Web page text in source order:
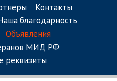
Контакты
благодарность
Объявления
МИД РФ
реквизиты